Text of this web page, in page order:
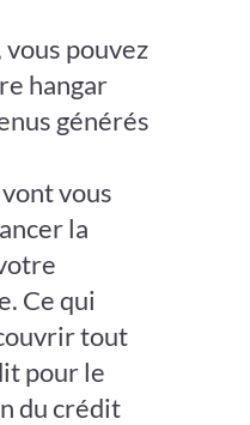
pouvez
hangar
générés
vont vous
la
Ce qui
tout
pour le
du crédit